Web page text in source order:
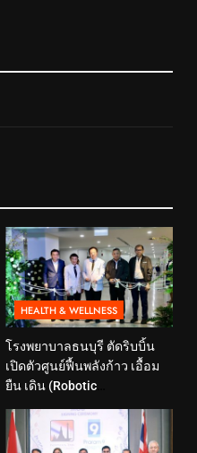
HEALTH & WELLNESS
โรงพยาบาลธนบุรี ตัดริบบิ้น
เปิดตัวศูนย์ฟื้นพลังก้าว เอื้อม
ยืน เดิน (Robotic
เทคโนโลยีสุดล้ำ หุ่นยนต์ฝึก
เดิน มาเพิ่มประสิทธิภาพ